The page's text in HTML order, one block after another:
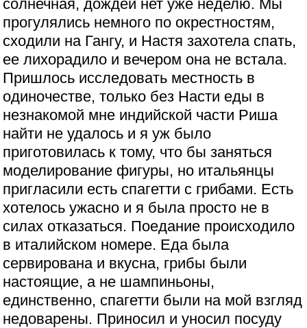
солнечная, дождей нет уже неделю. Мы
прогулялись немного по окрестностям,
сходили на Гангу, и Настя захотела спать,
ее лихорадило и вечером она не встала.
Пришлось исследовать местность в
одиночестве, только без Насти еды в
незнакомой мне индийской части Риша
найти не удалось и я уж было
приготовилась к тому, что бы заняться
моделирование фигуры, но итальянцы
пригласили есть спагетти с грибами. Есть
хотелось ужасно и я была просто не в
силах отказаться. Поедание происходило
в италийском номере. Еда была
сервирована и вкусна, грибы были
настоящие, а не шампиньоны,
единственно, спагетти были на мой взгляд
недоварены. Приносил и уносил посуду